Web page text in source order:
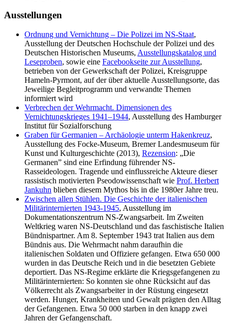
Ausstellungen
Ordnung und Vernichtung – Die Polizei im NS-Staat,
Ausstellung der Deutschen Hochschule der Polizei und des
Deutschen Historischen Museums, Ausstellungskatalog und
Leseproben, sowie eine Facebookseite zur Ausstellung,
betrieben von der Gewerkschaft der Polizei, Kreisgruppe
Hameln-Pyrmont, auf der über aktuelle Ausstellungsorte, das
Jeweilige Begleitprogramm und verwandte Themen
informiert wird
Verbrechen der Wehrmacht. Dimensionen des
Vernichtungskrieges 1941–1944, Ausstellung des Hamburger
Institut für Sozialforschung
Graben für Germanien – Archäologie unterm Hakenkreuz,
Ausstellung des Focke-Museum, Bremer Landesmuseum für
Kunst und Kulturgeschichte (2013), Rezension: „Die
Germanen” sind eine Erfindung führender NS-
Rasseideologen. Tragende und einflussreiche Akteure dieser
rassistisch motivierten Pseodowissenschaft wie Prof. Herbert
Jankuhn blieben diesem Mythos bis in die 1980er Jahre treu.
Zwischen allen Stühlen. Die Geschichte der italienischen
Militärinternierten 1943-1945, Ausstellung im
Dokumentationszentrum NS-Zwangsarbeit. Im Zweiten
Weltkrieg waren NS-Deutschland und das faschistische Italien
Bündnispartner. Am 8. September 1943 trat Italien aus dem
Bündnis aus. Die Wehrmacht nahm daraufhin die
italienischen Soldaten und Offiziere gefangen. Etwa 650 000
wurden in das Deutsche Reich und in die besetzten Gebiete
deportiert. Das NS-Regime erklärte die Kriegsgefangenen zu
Militärinternierten: So konnten sie ohne Rücksicht auf das
Völkerrecht als Zwangsarbeiter in der Rüstung eingesetzt
werden. Hunger, Krankheiten und Gewalt prägten den Alltag
der Gefangenen. Etwa 50 000 starben in den knapp zwei
Jahren der Gefangenschaft.